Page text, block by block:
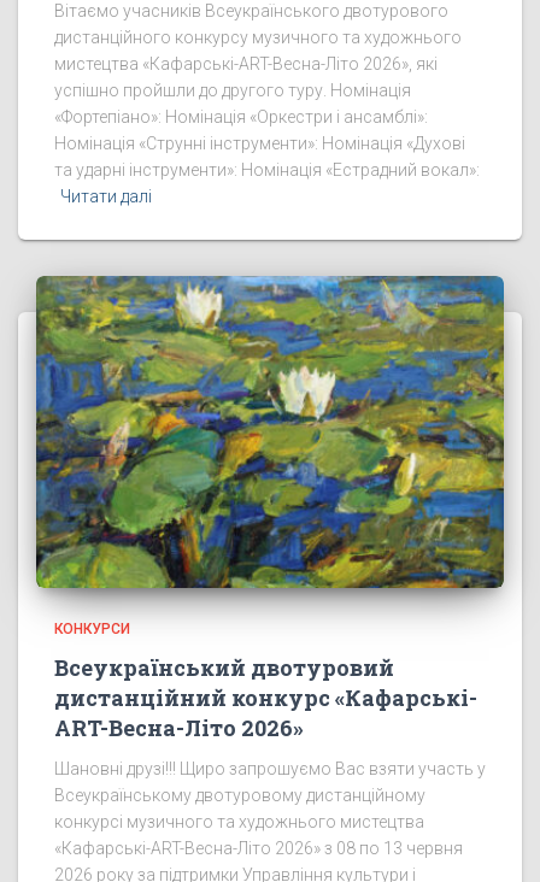
Вітаємо учасників Всеукраїнського двотурового
дистанційного конкурсу музичного та художнього
мистецтва «Кафарські-ART-Весна-Літо 2026», які
успішно пройшли до другого туру. Номінація
«Фортепіано»: Номінація «Оркестри і ансамблі»:
Номінація «Струнні інструменти»: Номінація «Духові
та ударні інструменти»: Номінація «Естрадний вокал»:
Читати далі
КОНКУРСИ
Всеукраїнський двотуровий
дистанційний конкурс «Кафарські-
ART-Весна-Літо 2026»
Шановні друзі!!! Щиро запрошуємо Вас взяти участь у
Всеукраїнському двотуровому дистанційному
конкурсі музичного та художнього мистецтва
«Кафарські-ART-Весна-Літо 2026» з 08 по 13 червня
2026 року за підтримки Управління культури і